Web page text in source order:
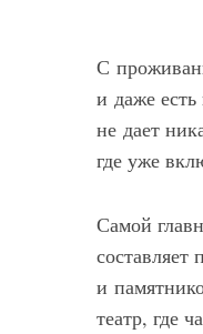
С
и даже
не дает
где уже
Самой
и
театр, где